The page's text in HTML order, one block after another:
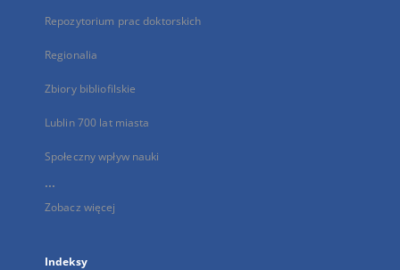
Repozytorium prac doktorskich
Regionalia
Zbiory bibliofilskie
Lublin 700 lat miasta
Społeczny wpływ nauki
...
Zobacz więcej
Indeksy